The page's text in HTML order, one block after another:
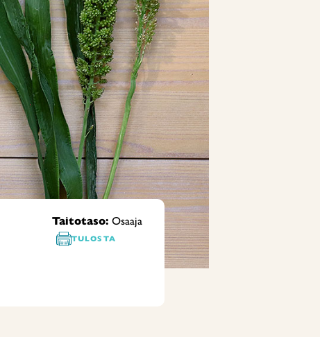
Taitotaso: Osaaja
TULOSTA